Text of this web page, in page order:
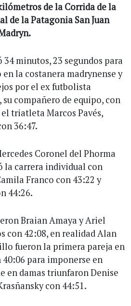
de la Corrida de la
de la Patagonia San Juan
minutos, 23 segundos para
la costanera madrynense y
por el ex futbolista
compañero de equipo, con
triatleta Marcos Pavés,
36:47.
Coronel del Phorma
la carrera individual con
Franco con 43:22 y
44:26.
Braian Amaya y Ariel
con 42:08, en realidad Alan
fueron la primera pareja en
para imponerse en
en damas triunfaron Denise
con 44:51.